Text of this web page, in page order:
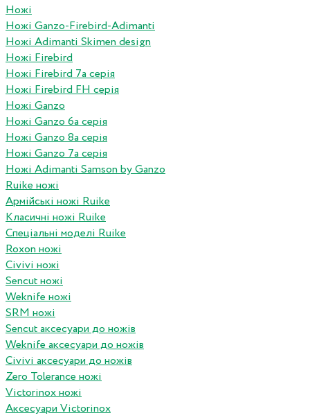
Ножі
Ножі Ganzo-Firebird-Adimanti
Ножі Adimanti Skimen design
Ножі Firebird
Ножі Firebird 7а серія
Ножі Firebird FH серія
Ножі Ganzo
Ножі Ganzo 6а серія
Ножі Ganzo 8а серія
Ножі Ganzo 7а серія
Ножі Adimanti Samson by Ganzo
Ruike ножі
Армійські ножі Ruike
Класичні ножі Ruike
Спеціальні моделі Ruike
Roxon ножi
Civivi ножі
Sencut ножі
Weknife ножі
SRM ножі
Sencut аксесуари до ножів
Weknife аксесуари до ножів
Civivi аксесуари до ножів
Zero Tolerance ножі
Victorinox ножі
Аксесуари Victorinox